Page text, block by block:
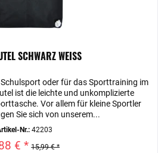
SCHWARZ WEISS
oder für das Sporttraining im
ist die leichte und unkomplizierte
Vor allem für kleine Sportler
Sie sich von unserem...
Nr.: 42203
€ * 15,99 € *